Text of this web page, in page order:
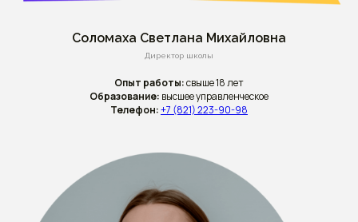
Соломаха Светлана Михайловна
Директор школы
Опыт работы:свыше 18 лет
Образование: высшее управленческое
Телефон:+7 (821) 223-90-98